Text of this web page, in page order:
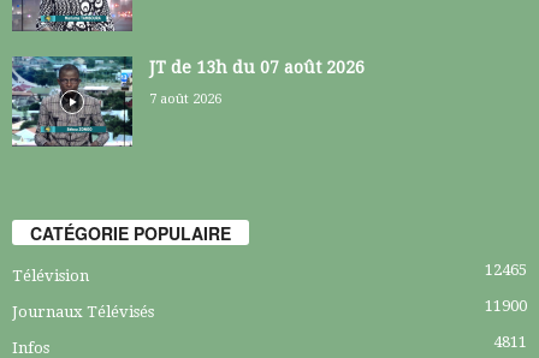
JT de 13h du 07 août 2026
7 août 2026
CATÉGORIE POPULAIRE
Télévision 12465
Journaux Télévisés 11900
Infos 4811